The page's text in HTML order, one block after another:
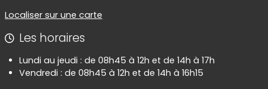
Localiser sur une carte
Les horaires
Lundi au jeudi : de 08h45 à 12h et de 14h à 17h
Vendredi : de 08h45 à 12h et de 14h à 16h15